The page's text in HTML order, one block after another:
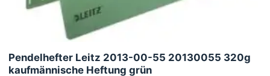
Pendelhefter Leitz 2013-00-55 20130055 320g
kaufmännische Heftung grün